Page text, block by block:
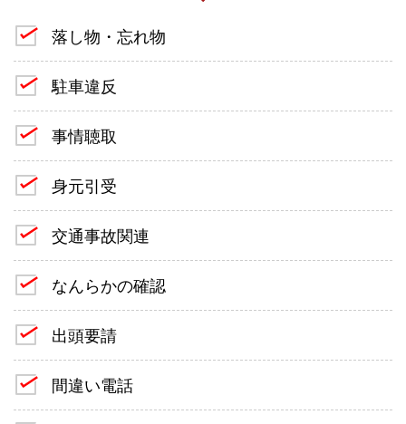
落し物・忘れ物
駐車違反
事情聴取
身元引受
交通事故関連
なんらかの確認
出頭要請
間違い電話